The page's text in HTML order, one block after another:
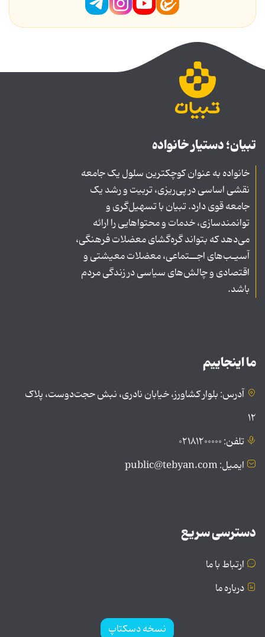
تبیان؛ دستیار خانواده
خانواده به عنوان کوچکترین سلول یک جامعه
نقشی اساسی در پی‌ریزی، تربیت و رشد یک
جامعه قوی دارد. تبیان با تسهیل‌گری و
توانمندسازی، خدمات و محتواهایی را ارائه
می‌دهد که بتواند گره‌گشای معضلات فرهنگی،
آسیـب‌های اجــتماعی، معضلات معیشتی و
اقتصادی و چالش‌های سیاسی در زندگی مردم
باشد.
ما اینجاییم
آدرس: بلوار کشاورز، خیابان نادری، نبش حجت‌دوست، پلاک
۱۲
تلفن: ۰۲۱۸۱۲۰۰۰۰۰
ایمیل: public@tebyan.com
دسترسی سریع
ارتباط با ما
درباره ما
نسخه دسکتاپ